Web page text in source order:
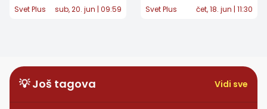
čeka treće dete,
Svet Plus sub, 20. jun | 09:59
Potez koji je
koristi porodično
Svet Plus čet, 18. jun | 11:30
💡 Još tagova Vidi sve